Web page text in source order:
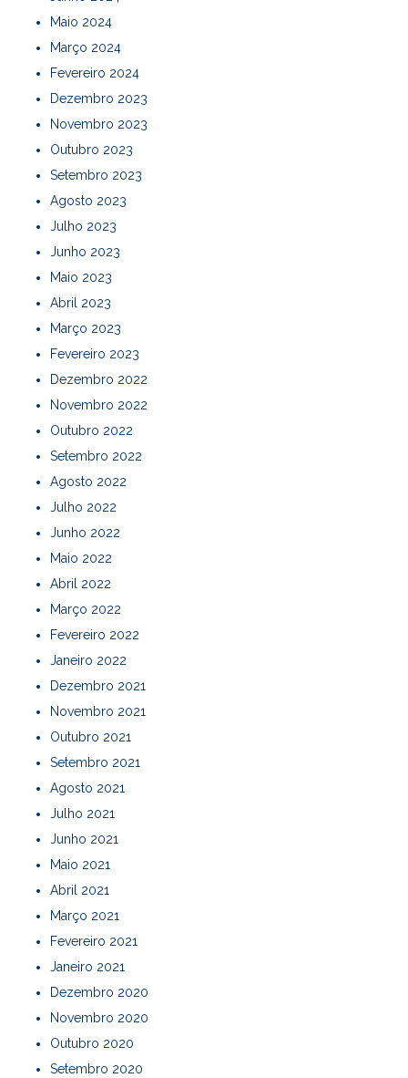
Maio 2024
Março 2024
Fevereiro 2024
Dezembro 2023
Novembro 2023
Outubro 2023
Setembro 2023
Agosto 2023
Julho 2023
Junho 2023
Maio 2023
Abril 2023
Março 2023
Fevereiro 2023
Dezembro 2022
Novembro 2022
Outubro 2022
Setembro 2022
Agosto 2022
Julho 2022
Junho 2022
Maio 2022
Abril 2022
Março 2022
Fevereiro 2022
Janeiro 2022
Dezembro 2021
Novembro 2021
Outubro 2021
Setembro 2021
Agosto 2021
Julho 2021
Junho 2021
Maio 2021
Abril 2021
Março 2021
Fevereiro 2021
Janeiro 2021
Dezembro 2020
Novembro 2020
Outubro 2020
Setembro 2020